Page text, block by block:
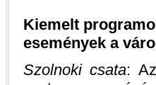
Kiemelt
események a
Szolnoki csata: